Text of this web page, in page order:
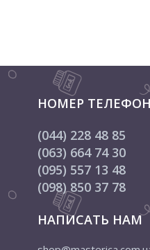
НОМЕР
(044) 228 48 85
(063) 664 74 30
(095) 557 13 48
(098) 850 37 78
НАПИСАТЬ НАМ